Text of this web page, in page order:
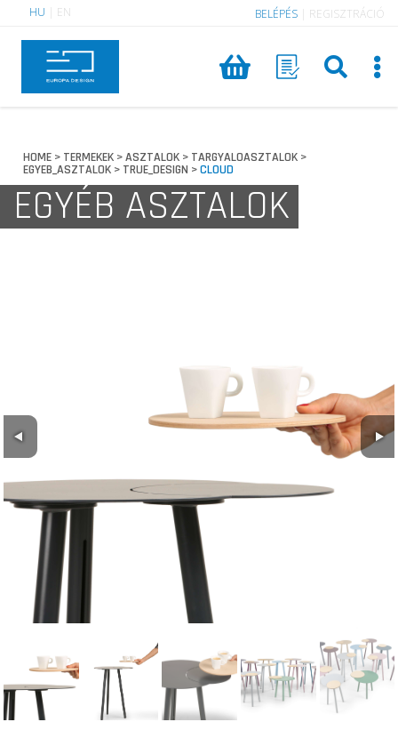
HU EN BELÉPÉS REGISZTRÁCIÓ
HOME > TERMEKEK >ASZTALOK > TARGYALOASZTALOK >
EGYEB_ASZTALOK > TRUE_DESIGN >CLOUD
EGYÉB ASZTALOK